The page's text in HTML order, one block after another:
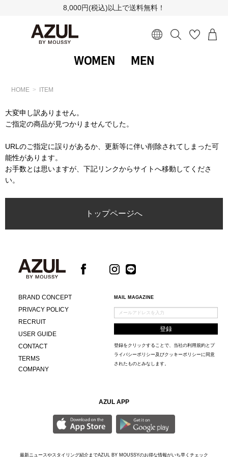
8,000円(税込)以上で送料無料！
WOMEN MEN
HOME ITEM
大変申し訳ありません。
ご指定の商品が見つかりませんでした。
URLのご指定に誤りがあるか、更新等に伴い削除されてしまった可
能性があります。
お手数とは思いますが、下記リンクからサイトへ移動してくださ
い。
トップページへ
BRAND CONCEPT
PRIVACY POLICY
RECRUIT
USER GUIDE
CONTACT
TERMS
COMPANY
MAIL MAGAZINE
登録をクリックすることで、当社の利用規約とプ
ライバシーポリシー及びクッキーポリシーに同意
されたものとみなします。
AZUL APP
最新ニュースやスタイリング紹介までAZUL BY MOUSSYのお得な情報がいち早くチェック